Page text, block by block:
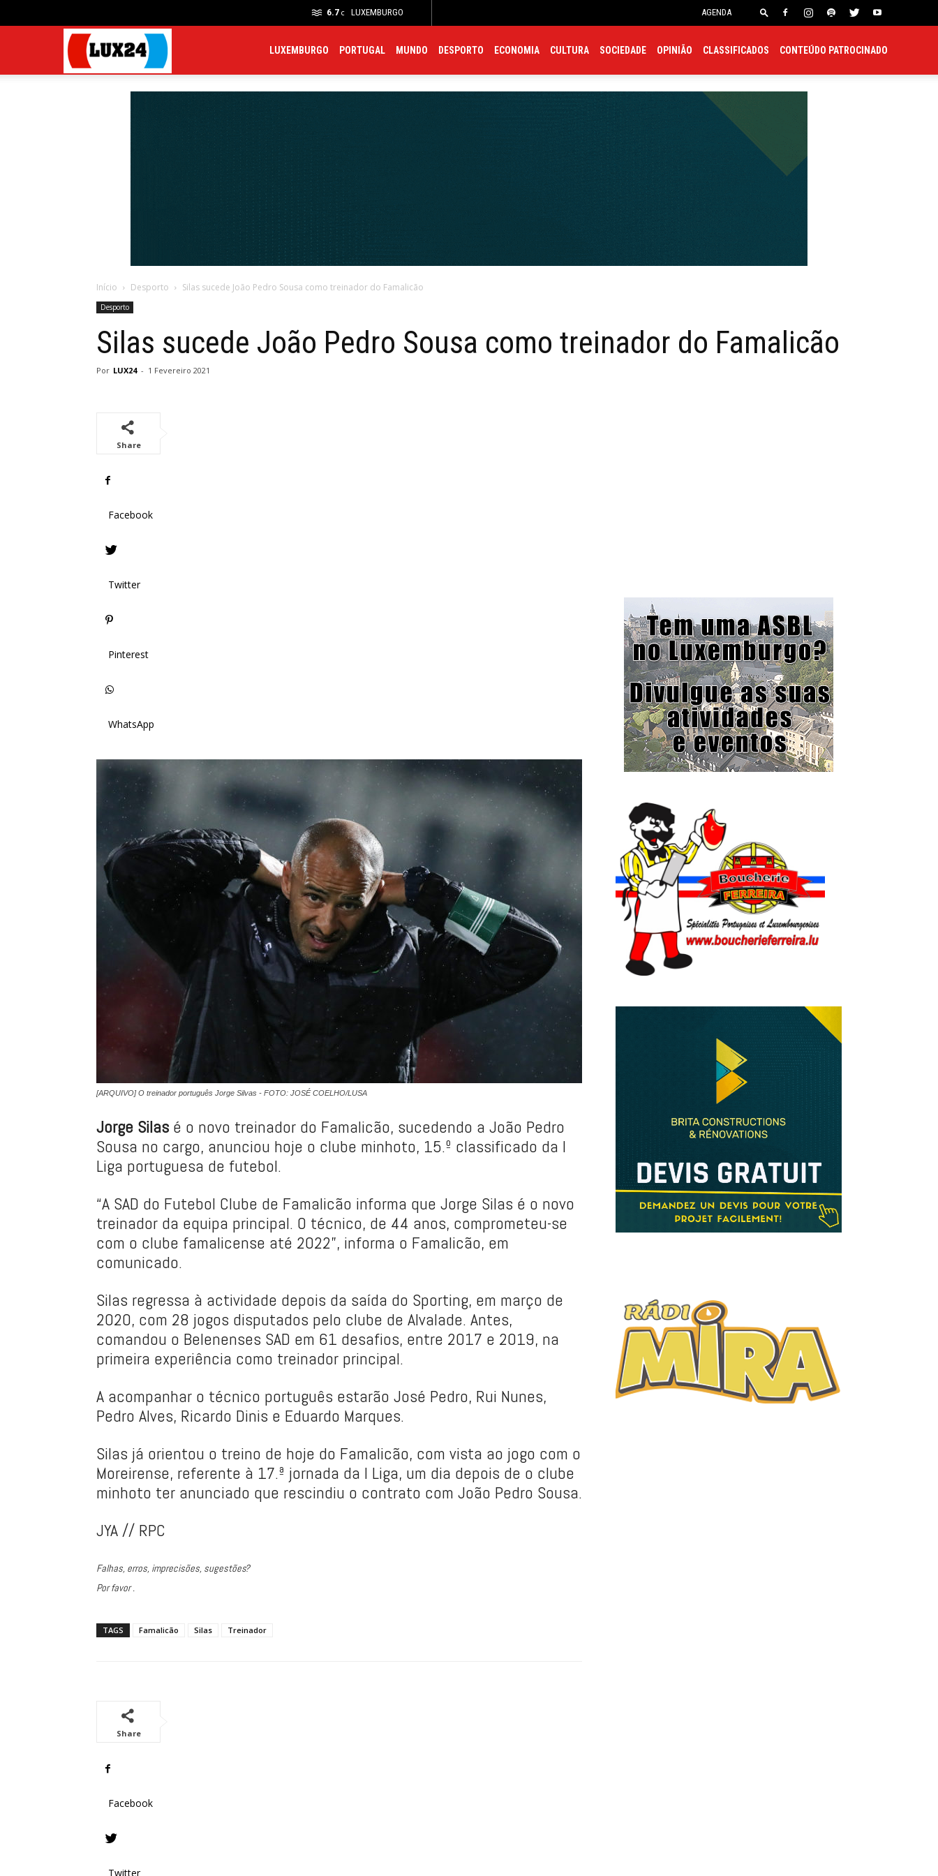
6.7 C LUXEMBURGO AGENDA
LUXEMBURGO PORTUGAL MUNDO DESPORTO ECONOMIA CULTURA SOCIEDADE OPINIÃO CLASSIFICADOS CONTEÚDO PATROCINADO
Início Desporto Silas sucede João Pedro Sousa como treinador do Famalicão
Desporto
Silas sucede João Pedro Sousa como treinador do Famalicão
Por LUX24 - 1 Fevereiro 2021
Share
Facebook
Twitter
Pinterest
WhatsApp
[ARQUIVO] O treinador português Jorge Silvas - FOTO: JOSÉ COELHO/LUSA
Jorge Silas é o novo treinador do Famalicão, sucedendo a João Pedro
Sousa no cargo, anunciou hoje o clube minhoto, 15.º classificado da I
Liga portuguesa de futebol.
“A SAD do Futebol Clube de Famalicão informa que Jorge Silas é o novo
treinador da equipa principal. O técnico, de 44 anos, comprometeu-se
com o clube famalicense até 2022”, informa o Famalicão, em
comunicado.
Silas regressa à actividade depois da saída do Sporting, em março de
2020, com 28 jogos disputados pelo clube de Alvalade. Antes,
comandou o Belenenses SAD em 61 desafios, entre 2017 e 2019, na
primeira experiência como treinador principal.
A acompanhar o técnico português estarão José Pedro, Rui Nunes,
Pedro Alves, Ricardo Dinis e Eduardo Marques.
Silas já orientou o treino de hoje do Famalicão, com vista ao jogo com o
Moreirense, referente à 17.ª jornada da I Liga, um dia depois de o clube
minhoto ter anunciado que rescindiu o contrato com João Pedro Sousa.
JYA // RPC
Falhas, erros, imprecisões, sugestões?
Por favor .
TAGS Famalicão Silas Treinador
Share
Facebook
Twitter